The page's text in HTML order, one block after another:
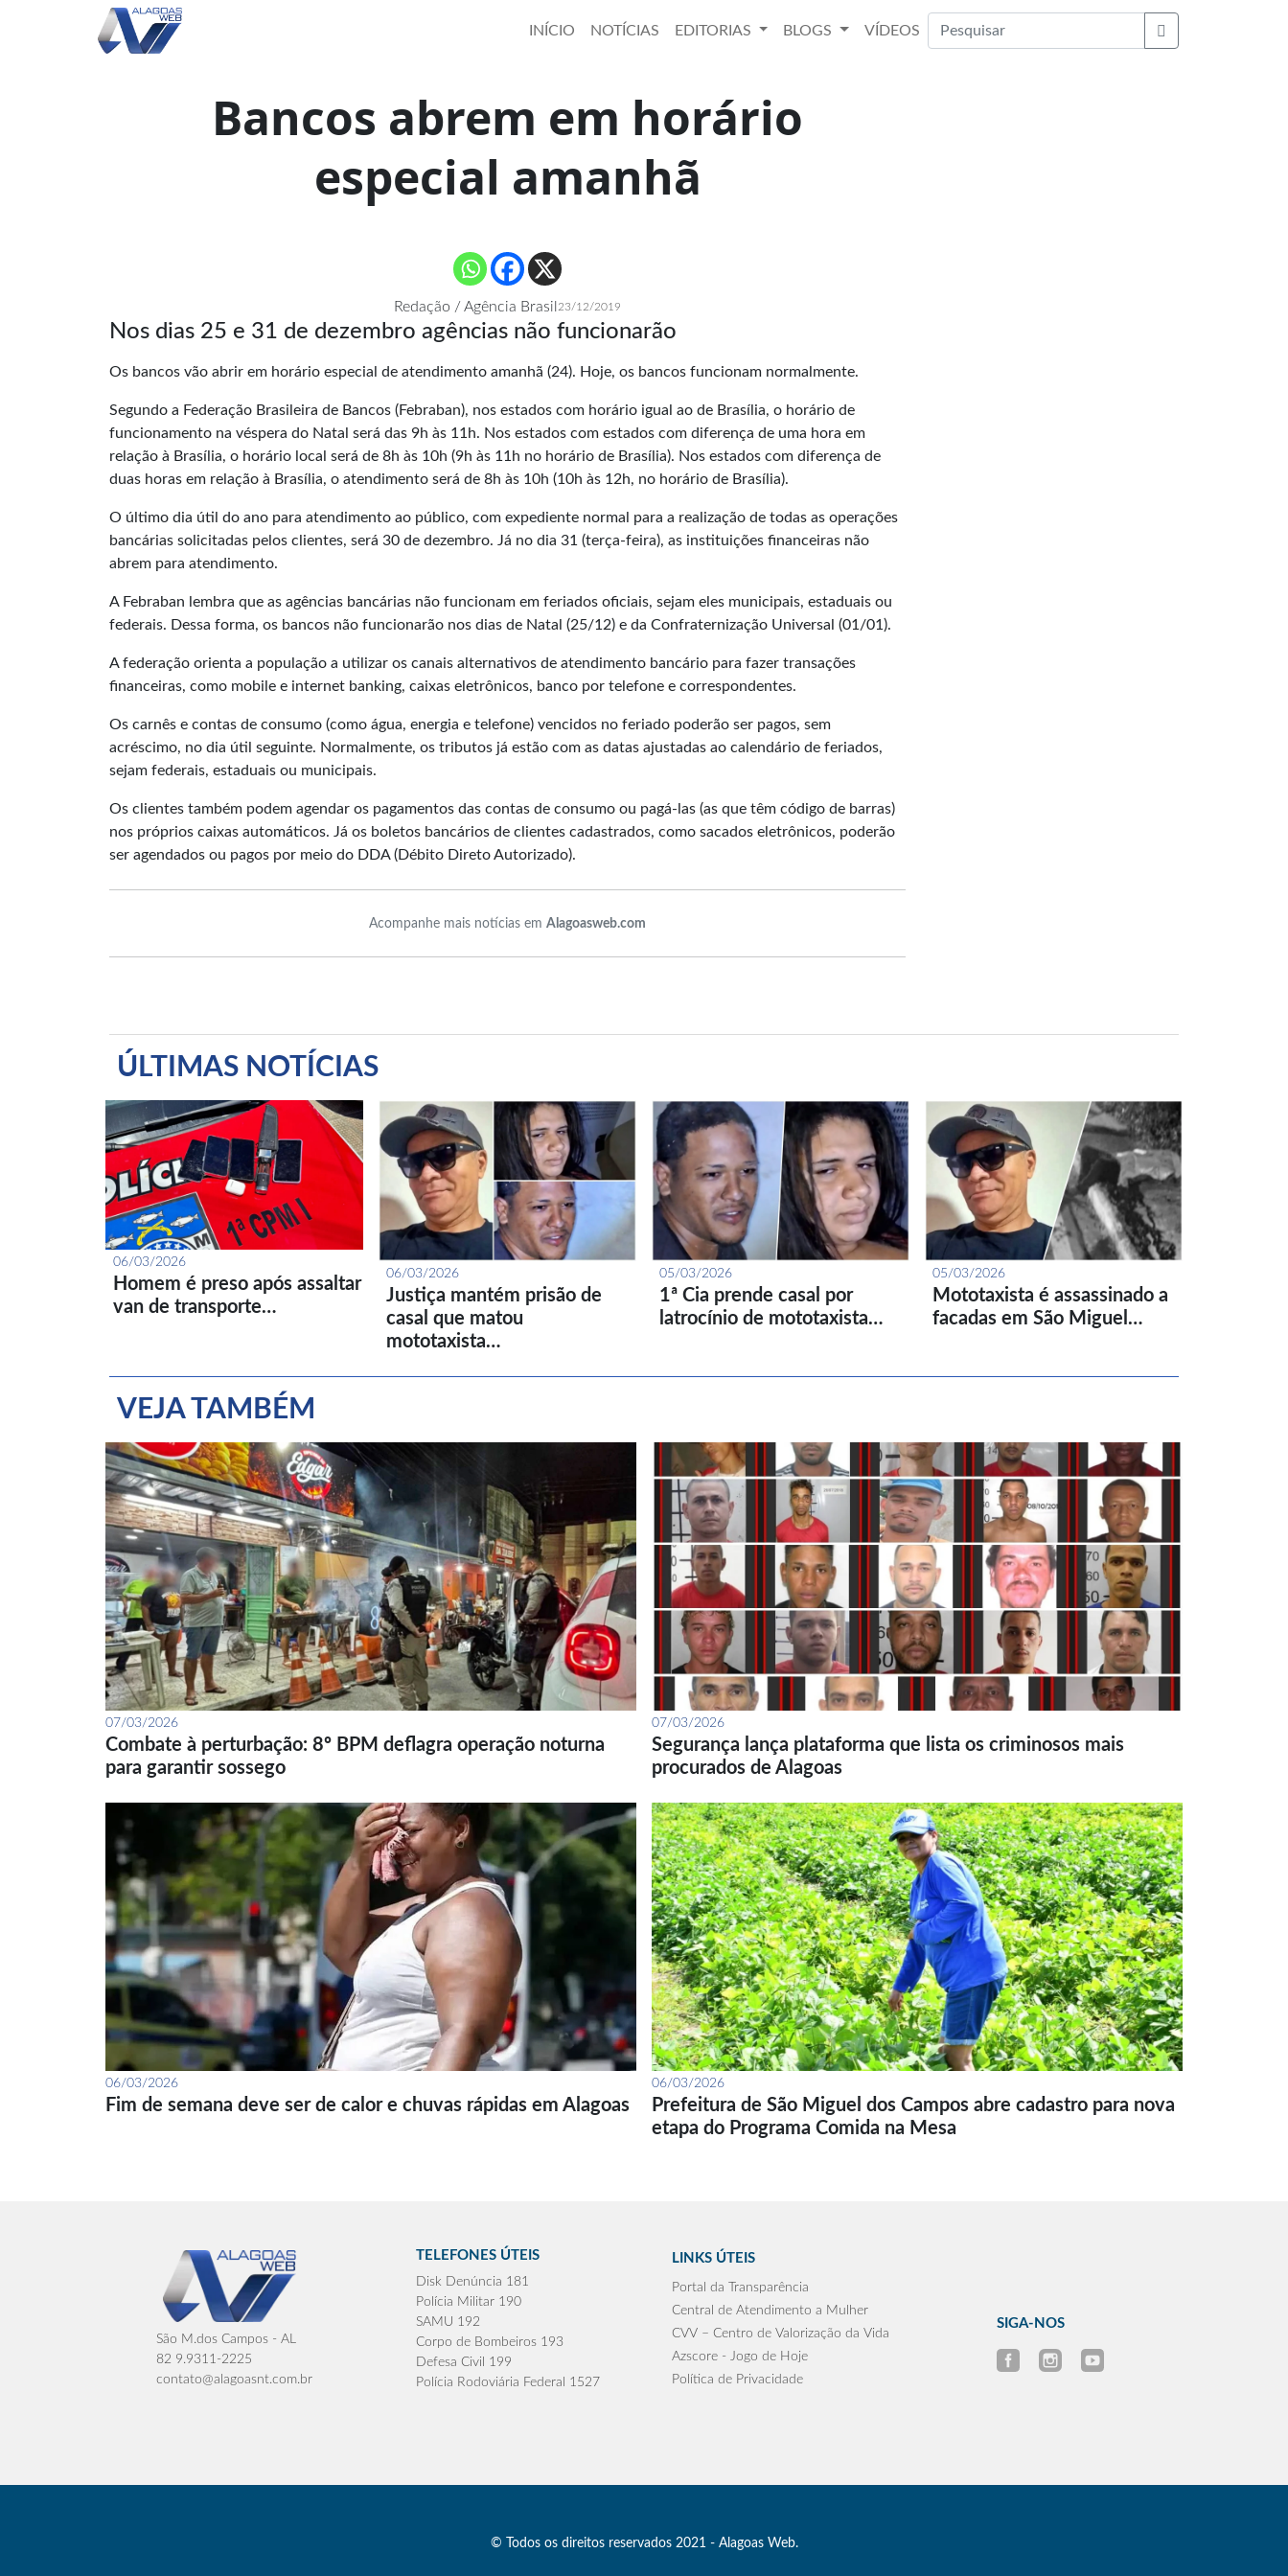
INÍCIO NOTÍCIAS EDITORIAS BLOGS
VÍDEOS
Buscar
Bancos abrem em horário
especial amanhã
Redação / Agência Brasil 23/12/2019
Nos dias 25 e 31 de dezembro agências não funcionarão
Os bancos vão abrir em horário especial de atendimento amanhã (24). Hoje, os bancos funcionam normalmente.
Segundo a Federação Brasileira de Bancos (Febraban), nos estados com horário igual ao de Brasília, o horário de
funcionamento na véspera do Natal será das 9h às 11h. Nos estados com estados com diferença de uma hora em
relação à Brasília, o horário local será de 8h às 10h (9h às 11h no horário de Brasília). Nos estados com diferença de
duas horas em relação à Brasília, o atendimento será de 8h às 10h (10h às 12h, no horário de Brasília).
O último dia útil do ano para atendimento ao público, com expediente normal para a realização de todas as operações
bancárias solicitadas pelos clientes, será 30 de dezembro. Já no dia 31 (terça-feira), as instituições financeiras não
abrem para atendimento.
A Febraban lembra que as agências bancárias não funcionam em feriados oficiais, sejam eles municipais, estaduais ou
federais. Dessa forma, os bancos não funcionarão nos dias de Natal (25/12) e da Confraternização Universal (01/01).
A federação orienta a população a utilizar os canais alternativos de atendimento bancário para fazer transações
financeiras, como mobile e internet banking, caixas eletrônicos, banco por telefone e correspondentes.
Os carnês e contas de consumo (como água, energia e telefone) vencidos no feriado poderão ser pagos, sem
acréscimo, no dia útil seguinte. Normalmente, os tributos já estão com as datas ajustadas ao calendário de feriados,
sejam federais, estaduais ou municipais.
Os clientes também podem agendar os pagamentos das contas de consumo ou pagá-las (as que têm código de barras)
nos próprios caixas automáticos. Já os boletos bancários de clientes cadastrados, como sacados eletrônicos, poderão
ser agendados ou pagos por meio do DDA (Débito Direto Autorizado).
Acompanhe mais notícias em Alagoasweb.com
ÚLTIMAS NOTÍCIAS
06/03/2026
Homem é preso após assaltar
van de transporte…
06/03/2026
Justiça mantém prisão de
casal que matou
mototaxista…
05/03/2026
1ª Cia prende casal por
latrocínio de mototaxista…
05/03/2026
Mototaxista é assassinado a
facadas em São Miguel…
VEJA TAMBÉM
07/03/2026
Combate à perturbação: 8º BPM deflagra operação noturna
para garantir sossego
07/03/2026
Segurança lança plataforma que lista os criminosos mais
procurados de Alagoas
06/03/2026
Fim de semana deve ser de calor e chuvas rápidas em Alagoas
06/03/2026
Prefeitura de São Miguel dos Campos abre cadastro para nova
etapa do Programa Comida na Mesa
São M.dos Campos - AL
82 9.9311-2225
contato@alagoasnt.com.br
TELEFONES ÚTEIS
Disk Denúncia 181
Polícia Militar 190
SAMU 192
Corpo de Bombeiros 193
Defesa Civil 199
Polícia Rodoviária Federal 1527
LINKS ÚTEIS
Portal da Transparência
Central de Atendimento a Mulher
CVV – Centro de Valorização da Vida
Azscore - Jogo de Hoje
Política de Privacidade
SIGA-NOS
© Todos os direitos reservados 2021 - Alagoas Web.